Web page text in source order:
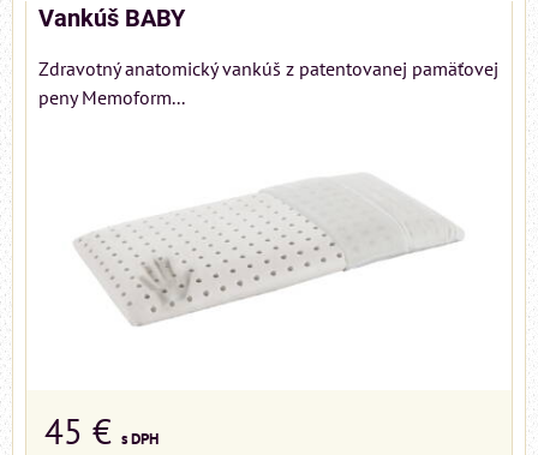
Vankúš BABY
Zdravotný anatomický vankúš z patentovanej pamäťovej
peny Memoform...
45 € s DPH